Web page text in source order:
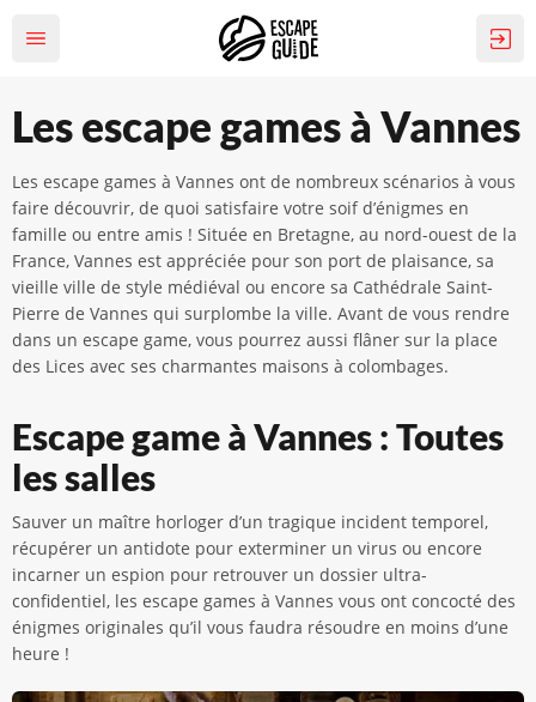
Les escape games à Vannes
Les escape games à Vannes ont de nombreux scénarios à vous
faire découvrir, de quoi satisfaire votre soif d’énigmes en
famille ou entre amis ! Située en Bretagne, au nord-ouest de la
France, Vannes est appréciée pour son port de plaisance, sa
vieille ville de style médiéval ou encore sa Cathédrale Saint-
Pierre de Vannes qui surplombe la ville. Avant de vous rendre
dans un escape game, vous pourrez aussi flâner sur la place
des Lices avec ses charmantes maisons à colombages.
Escape game à Vannes : Toutes
les salles
Sauver un maître horloger d’un tragique incident temporel,
récupérer un antidote pour exterminer un virus ou encore
incarner un espion pour retrouver un dossier ultra-
confidentiel, les escape games à Vannes vous ont concocté des
énigmes originales qu’il vous faudra résoudre en moins d’une
heure !